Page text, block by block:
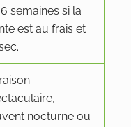
semaines si la
est au frais et
nocturne ou